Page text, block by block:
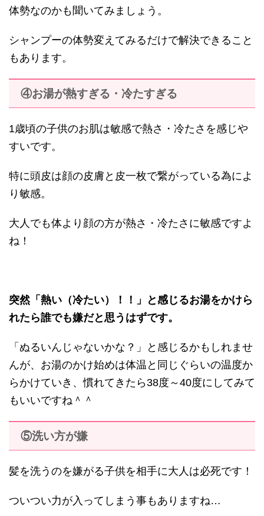
体勢なのかも聞いてみましょう。
シャンプーの体勢変えてみるだけで解決できること
もあります。
④お湯が熱すぎる・冷たすぎる
1歳頃の子供のお肌は敏感で熱さ・冷たさを感じや
すいです。
特に頭皮は顔の皮膚と皮一枚で繋がっている為によ
り敏感。
大人でも体より顔の方が熱さ・冷たさに敏感ですよ
ね！
突然「熱い（冷たい）！！」と感じるお湯をかけら
れたら誰でも嫌だと思うはずです。
「ぬるいんじゃないかな？」と感じるかもしれませ
んが、お湯のかけ始めは体温と同じぐらいの温度か
らかけていき、慣れてきたら38度～40度にしてみて
もいいですね＾＾
⑤洗い方が嫌
髪を洗うのを嫌がる子供を相手に大人は必死です！
ついつい力が入ってしまう事もありますね…